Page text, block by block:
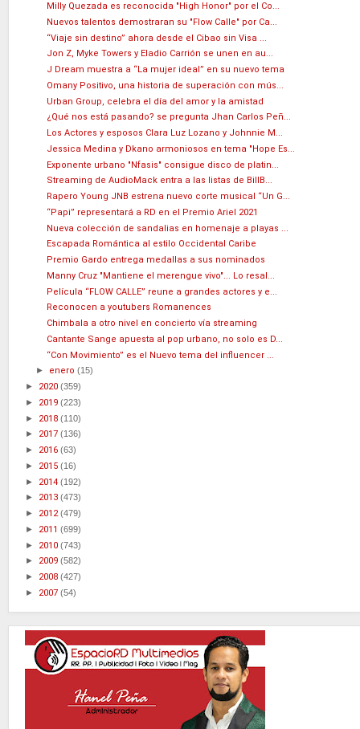
Milly Quezada es reconocida "High Honor" por el Co...
Nuevos talentos demostraran su "Flow Calle" por Ca...
“Viaje sin destino” ahora desde el Cibao sin Visa ...
Jon Z, Myke Towers y Eladio Carrión se unen en au...
J Dream muestra a “La mujer ideal” en su nuevo tema
Omany Positivo, una historia de superación con mús...
Urban Group, celebra el día del amor y la amistad
¿Qué nos está pasando? se pregunta Jhan Carlos Peñ...
Los Actores y esposos Clara Luz Lozano y Johnnie M...
Jessica Medina y Dkano armoniosos en tema "Hope Es...
Exponente urbano "Nfasis" consigue disco de platin...
Streaming de AudioMack entra a las listas de BillB...
Rapero Young JNB estrena nuevo corte musical “Un G...
“Papi” representará a RD en el Premio Ariel 2021
Nueva colección de sandalias en homenaje a playas ...
Escapada Romántica al estilo Occidental Caribe
Premio Gardo entrega medallas a sus nominados
Manny Cruz "Mantiene el merengue vivo"... Lo resal...
Película “FLOW CALLE” reune a grandes actores y e...
Reconocen a youtubers Romanences
Chimbala a otro nivel en concierto vía streaming
Cantante Sange apuesta al pop urbano, no solo es D...
“Con Movimiento” es el Nuevo tema del influencer ...
► enero(15)
► 2020 (359)
► 2019 (223)
► 2018 (110)
► 2017 (136)
► 2016 (63)
► 2015 (16)
► 2014 (192)
► 2013 (473)
► 2012(479)
► 2011 (699)
► 2010 (743)
► 2009 (582)
► 2008 (427)
► 2007 (54)